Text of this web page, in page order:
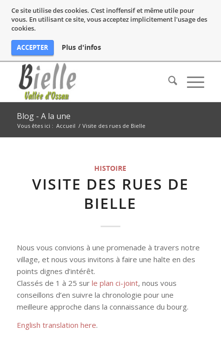
Ce site utilise des cookies. C'est inoffensif et même utile pour
vous. En utilisant ce site, vous acceptez implicitement l'usage des
cookies.
ACCEPTER Plus d'infos
Blog - A la une
Vous êtes ici : Accueil / Visite des rues de Bielle
HISTOIRE
VISITE DES RUES DE
BIELLE
Nous vous convions à une promenade à travers notre
village, et nous vous invitons à faire une halte en des
points dignes d’intérêt.
Classés de 1 à 25 sur le plan ci-joint, nous vous
conseillons d’en suivre la chronologie pour une
meilleure approche dans la connaissance du bourg.
English translation here.